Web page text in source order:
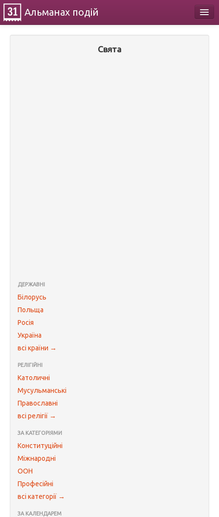
Альманах подій
Свята
ДЕРЖАВНІ
Білорусь
Польща
Росія
Україна
всі країни →
РЕЛІГІЙНІ
Католичні
Мусульманські
Православні
всі релігії →
ЗА КАТЕГОРІЯМИ
Конституційні
Міжнародні
ООН
Професійні
всі категорії →
ЗА КАЛЕНДАРЕМ